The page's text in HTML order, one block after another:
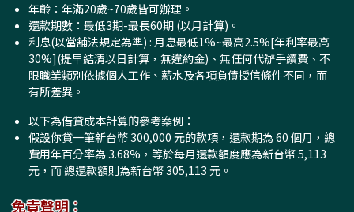
年齡：年滿20歲~70歲皆可辦理。
還款期數：最低3期-最長60期 (以月計算)。
利息(以當舖法規定為準) : 月息最低1%~最高2.5%[年利率最高
30%](提早結清以日計算，無違約金)、無任何代辦手續費、不
限職業類別依據個人工作、薪水及各項負債授信條件不同，而
有所差異。
以下為借貸成本計算的參考案例：
假設你貸一筆新台幣 300,000 元的款項，還款期為 60 個月，總
費用年百分率為 3.68%，等於每月還款額度應為新台幣 5,113
元，而 總還款額則為新台幣 305,113 元。
免責聲明：